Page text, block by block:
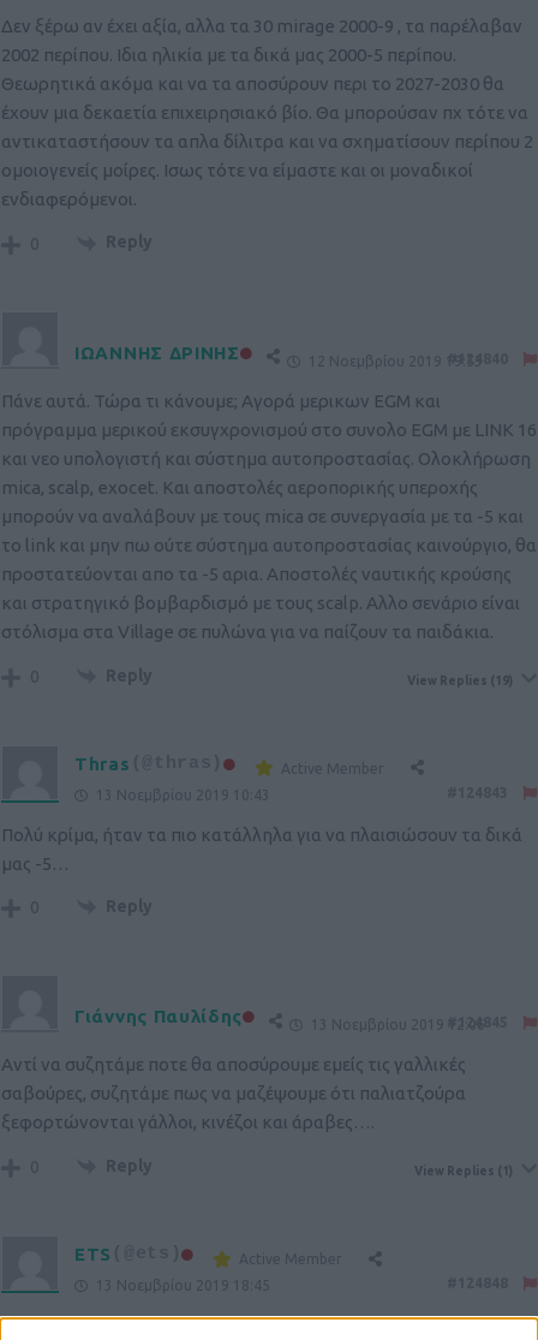
Δεν ξέρω αν έχει αξία, αλλα τα 30 mirage 2000-9 , τα παρέλαβαν
2002 περίπου. Ιδια ηλικία με τα δικά μας 2000-5 περίπου.
Θεωρητικά ακόμα και να τα αποσύρουν περι το 2027-2030 θα
έχουν μια δεκαετία επιχειρησιακό βίο. Θα μπορούσαν πχ τότε να
αντικαταστήσουν τα απλα δίλιτρα και να σχηματίσουν περίπου 2
ομοιογενείς μοίρες. Ισως τότε να είμαστε και οι μοναδικοί
ενδιαφερόμενοι.
0 Reply
ΙΩΑΝΝΗΣ ΔΡΙΝΗΣ 12 Νοεμβρίου 2019 19:53#124840
Πάνε αυτά. Τώρα τι κάνουμε; Αγορά μερικων EGM και
πρόγραμμα μερικού εκσυγχρονισμού στο συνολο EGM με LINK 16
και νεο υπολογιστή και σύστημα αυτοπροστασίας. Ολοκλήρωση
mica, scalp, exocet. Και αποστολές αεροπορικής υπεροχής
μπορούν να αναλάβουν με τους mica σε συνεργασία με τα -5 και
το link και μην πω ούτε σύστημα αυτοπροστασίας καινούργιο, θα
προστατεύονται απο τα -5 αρια. Αποστολές ναυτικής κρούσης
και στρατηγικό βομβαρδισμό με τους scalp. Αλλο σενάριο είναι
στόλισμα στα Village σε πυλώνα για να παίζουν τα παιδάκια.
0 Reply View Replies (19)
Thras (@thras)
Active Member
13 Νοεμβρίου 2019 10:43
Πολύ κρίμα, ήταν τα πιο κατάλληλα για να πλαισιώσουν τα δικά
μας -5…
0 Reply
Γιάννης Παυλίδης 13 Νοεμβρίου 2019 12:06
Αντί να συζητάμε ποτε θα αποσύρουμε εμείς τις γαλλικές
σαβούρες, συζητάμε πως να μαζέψουμε ότι παλιατζούρα
ξεφορτώνονται γάλλοι, κινέζοι και άραβες….
0 Reply View Replies (1)
ETS (@ets)
Active Member
13 Νοεμβρίου 2019 18:45
Υπαρχουν της Ταιβαν ..